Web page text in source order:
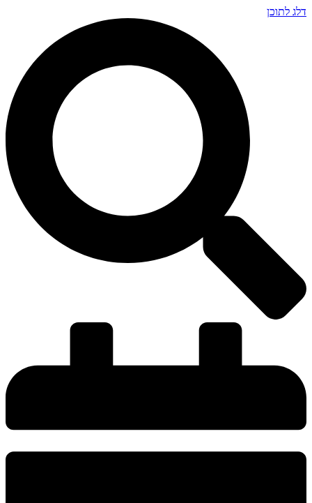
דלג לתוכן